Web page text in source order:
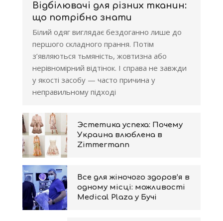
Відбілювачі для різних тканин:
що потрібно знати
Білий одяг виглядає бездоганно лише до
першого складного прання. Потім
з’являються тьмяність, жовтизна або
нерівномірний відтінок. І справа не завжди
у якості засобу — часто причина у
неправильному підході
Эстетика успеха: Почему
Украина влюблена в
Zimmermann
Все для жіночого здоров’я в
одному місці: можливості
Medical Plaza у Бучі